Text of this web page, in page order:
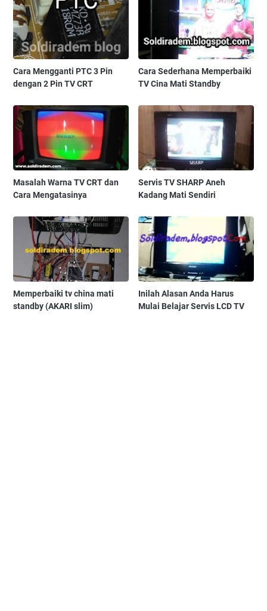
Cara Mengganti PTC 3 Pin
dengan 2 Pin TV CRT
Cara Sederhana Memperbaiki
TV Cina Mati Standby
Masalah Warna TV CRT dan
Cara Mengatasinya
Servis TV SHARP Aneh
Kadang Mati Sendiri
Memperbaiki tv china mati
standby (AKARI slim)
Inilah Alasan Anda Harus
Mulai Belajar Servis LCD TV